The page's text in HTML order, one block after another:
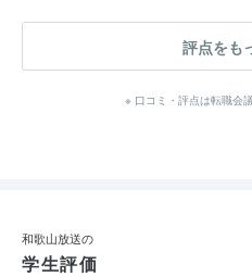
評点をも
※ 口コミ・評点は転職会
和歌山放送の
学生評価